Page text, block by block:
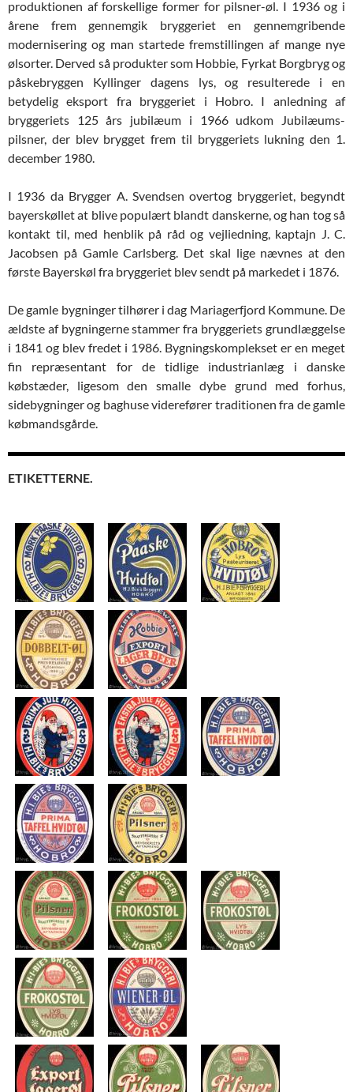
produktionen af forskellige former for pilsner-øl. I 1936 og i
årene frem gennemgik bryggeriet en gennemgribende
modernisering og man startede fremstillingen af mange nye
ølsorter. Derved så produkter som Hobbie, Fyrkat Borgbryg og
påskebryggen Kyllinger dagens lys, og resulterede i en
betydelig eksport fra bryggeriet i Hobro. I anledning af
bryggeriets 125 års jubilæum i 1966 udkom Jubilæums-
pilsner, der blev brygget frem til bryggeriets lukning den 1.
december 1980.
I 1936 da Brygger A. Svendsen overtog bryggeriet, begyndt
bayerskøllet at blive populært blandt danskerne, og han tog så
kontakt til, med henblik på råd og vejliedning, kaptajn J. C.
Jacobsen på Gamle Carlsberg. Det skal lige nævnes at den
første Bayerskøl fra bryggeriet blev sendt på markedet i 1876.
De gamle bygninger tilhører i dag Mariagerfjord Kommune. De
ældste af bygningerne stammer fra bryggeriets grundlæggelse
i 1841 og blev fredet i 1986. Bygningskomplekset er en meget
fin repræsentant for de tidlige industrianlæg i danske
købstæder, ligesom den smalle dybe grund med forhus,
sidebygninger og baghuse viderefører traditionen fra de gamle
købmandsgårde.
ETIKETTERNE.